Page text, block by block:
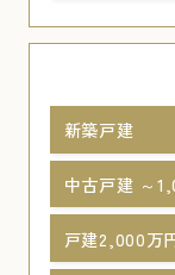
新築戸建
中古戸建 ～
戸建2,000万